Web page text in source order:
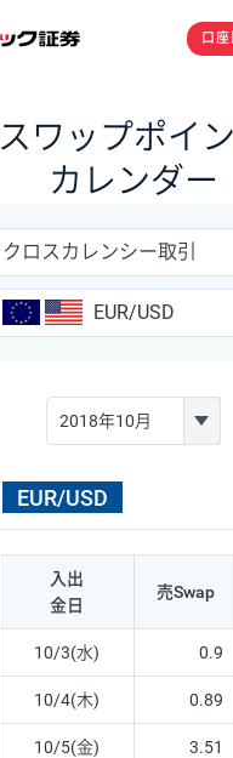
口
スワップポイ
カレンダー
クロスカレンシー取引
EUR/USD
EUR/USD
入出
金日
売Swap
10/3(水) 0.9
10/4(木) 0.89
10/5(金) 3.51